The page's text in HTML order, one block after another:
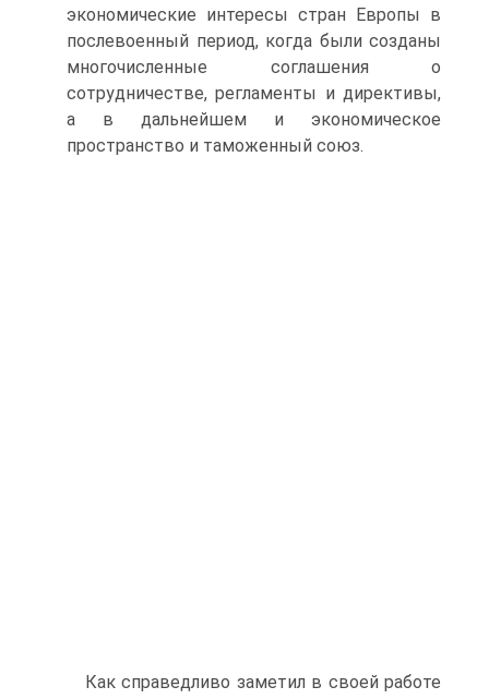
экономические интересы стран Европы в
послевоенный период, когда были созданы
многочисленные соглашения о
сотрудничестве, регламенты и директивы,
а в дальнейшем и экономическое
пространство и таможенный союз.
Как справедливо заметил в своей работе